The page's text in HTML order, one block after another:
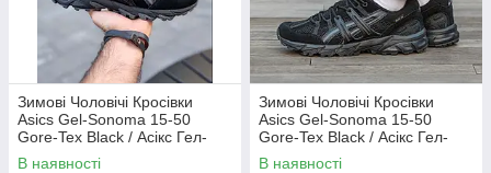
Зимові Чоловічі Кросівки
Asics Gel-Sonoma 15-50
Gore-Tex Black / Асікс Гел-
Сонома 15-50 Гор Текс Чорні
В наявності
Зимові Чоловічі Кросівки
Asics Gel-Sonoma 15-50
Gore-Tex Black / Асікс Гел-
Сонома 15-50 Гор Текс Чорні
В наявності